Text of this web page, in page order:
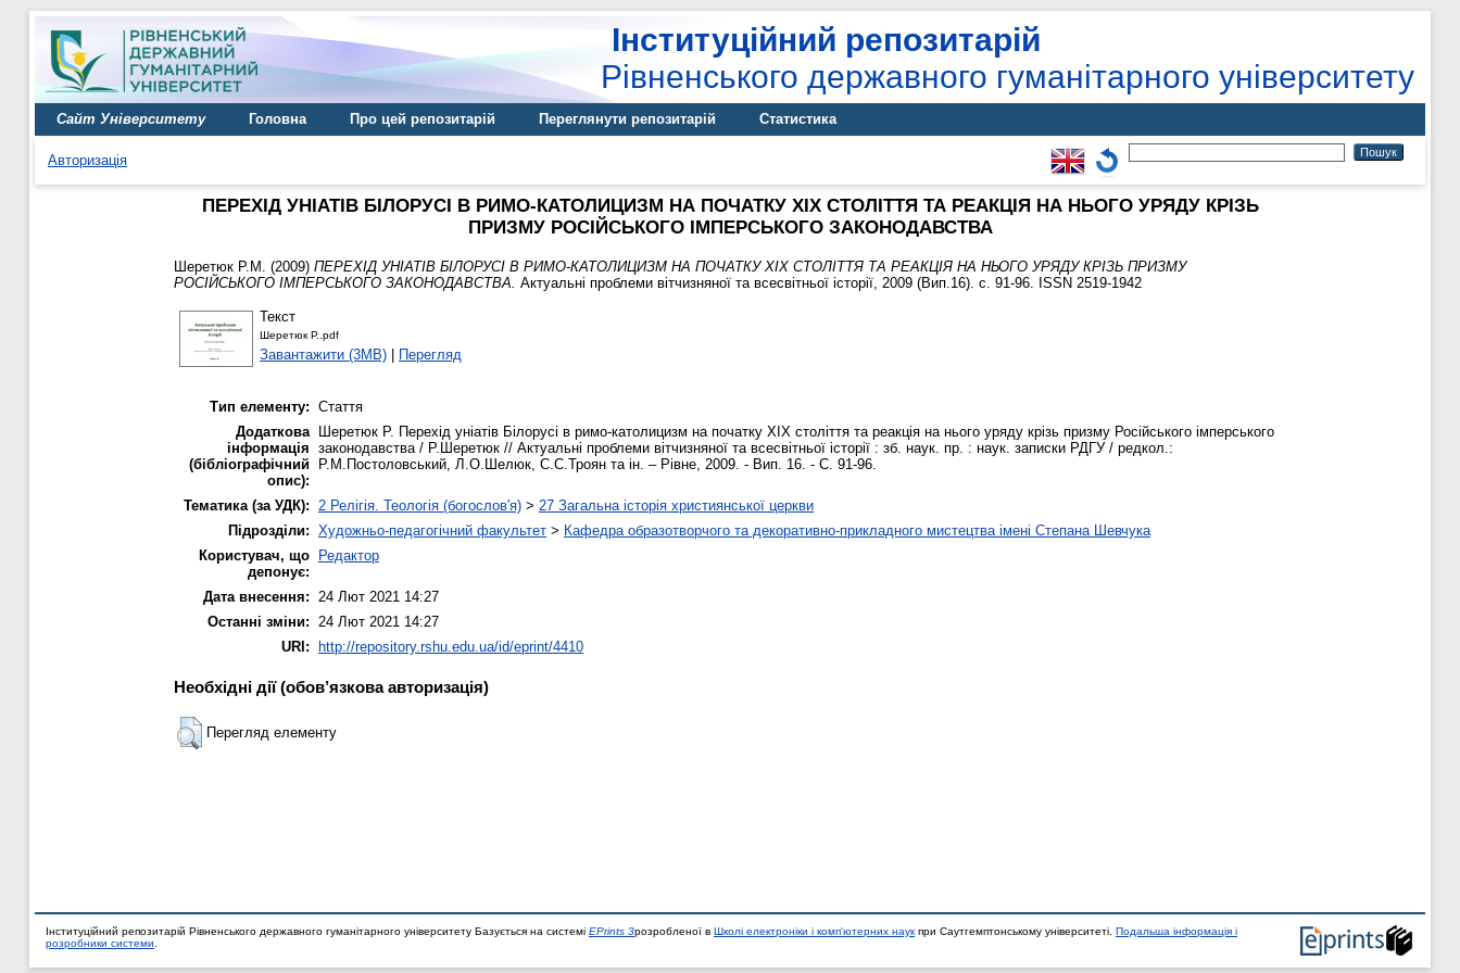
Інституційний репозитарій
Рівненського державного гуманітарного університету
Сайт Університету Головна Про цей репозитарій Переглянути репозитарій Статистика
Авторизація
ПЕРЕХІД УНІАТІВ БІЛОРУСІ В РИМО-КАТОЛИЦИЗМ НА ПОЧАТКУ ХІХ СТОЛІТТЯ ТА РЕАКЦІЯ НА НЬОГО УРЯДУ КРІЗЬ
ПРИЗМУ РОСІЙСЬКОГО ІМПЕРСЬКОГО ЗАКОНОДАВСТВА
Шеретюк Р.М. (2009) ПЕРЕХІД УНІАТІВ БІЛОРУСІ В РИМО-КАТОЛИЦИЗМ НА ПОЧАТКУ ХІХ СТОЛІТТЯ ТА РЕАКЦІЯ НА НЬОГО УРЯДУ КРІЗЬ ПРИЗМУ
РОСІЙСЬКОГО ІМПЕРСЬКОГО ЗАКОНОДАВСТВА. Актуальні проблеми вітчизняної та всесвітньої історії, 2009 (Вип.16). с. 91-96. ISSN 2519-1942
Текст
Шеретюк Р..pdf
Завантажити (3MB) | Перегляд
Тип елементу: Стаття
Додаткова
інформація
(бібліографічний
опис):
Шеретюк Р. Перехід уніатів Білорусі в римо-католицизм на початку ХІХ століття та реакція на нього уряду крізь призму Російського імперського
законодавства / Р.Шеретюк // Актуальні проблеми вітчизняної та всесвітньої історії : зб. наук. пр. : наук. записки РДГУ / редкол.:
Р.М.Постоловський, Л.О.Шелюк, С.С.Троян та ін. – Рівне, 2009. - Вип. 16. - С. 91-96.
Тематика (за УДК): 2 Релігія. Теологія (богослов'я) > 27 Загальна історія християнської церкви
Підрозділи: Художньо-педагогічний факультет > Кафедра образотворчого та декоративно-прикладного мистецтва імені Степана Шевчука
Користувач, що
депонує:
Редактор
Дата внесення: 24 Лют 2021 14:27
Останні зміни: 24 Лют 2021 14:27
URI:
http://repository.rshu.edu.ua/id/eprint/4410
Необхідні дії (обов’язкова авторизація)
Перегляд елементу
Інституційний репозитарій Рівненського державного гуманітарного університету Базується на системі EPrints 3розробленої в Школі електроніки і комп'ютерних наук при Саутгемптонському університеті. Подальша інформація і
розробники системи